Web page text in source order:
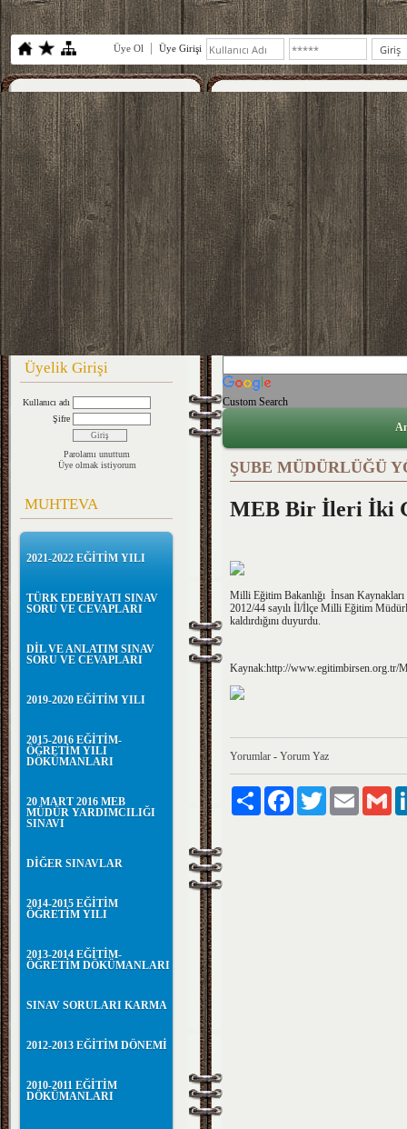
Üye Ol Üye Girişi
Üyelik Girişi
Kullanıcı adı
Şifre
Parolamı unuttum
Üye olmak istiyorum
MUHTEVA
2021-2022 EĞİTİM YILI
TÜRK EDEBİYATI SINAV
SORU VE CEVAPLARI
DİL VE ANLATIM SINAV
SORU VE CEVAPLARI
2019-2020 EĞİTİM YILI
2015-2016 EĞİTİM-
ÖĞRETİM YILI
DÖKÜMANLARI
20 MART 2016 MEB
MÜDÜR YARDIMCILIĞI
SINAVI
DİĞER SINAVLAR
2014-2015 EĞİTİM
ÖĞRETİM YILI
2013-2014 EĞİTİM-
ÖĞRETİM DÖKÜMANLARI
SINAV SORULARI KARMA
2012-2013 EĞİTİM DÖNEMİ
2010-2011 EĞİTİM
DÖKÜMANLARI
Custom Search
ŞUBE MÜDÜRLÜĞÜ
MEB Bir İleri İki
Milli Eğitim Bakanlığı İnsan Kaynakları
2012/44 sayılı İl/İlçe Milli Eğitim
kaldırdığını duyurdu.
Kaynak:http://www.egitimbirsen.org.tr/
Yorumlar - Yorum Yaz
Paylaş FacebookTwitter Email